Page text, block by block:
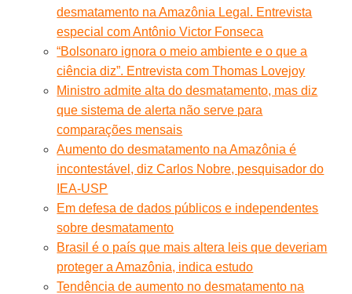
desmatamento na Amazônia Legal. Entrevista
especial com Antônio Victor Fonseca
“Bolsonaro ignora o meio ambiente e o que a
ciência diz”. Entrevista com Thomas Lovejoy
Ministro admite alta do desmatamento, mas diz
que sistema de alerta não serve para
comparações mensais
Aumento do desmatamento na Amazônia é
incontestável, diz Carlos Nobre, pesquisador do
IEA-USP
Em defesa de dados públicos e independentes
sobre desmatamento
Brasil é o país que mais altera leis que deveriam
proteger a Amazônia, indica estudo
Tendência de aumento no desmatamento na